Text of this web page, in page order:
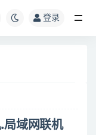
登录
局域网联机